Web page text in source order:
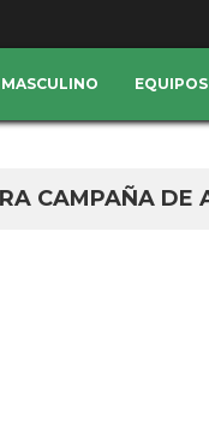
EQUIPOS
CAMPAÑA